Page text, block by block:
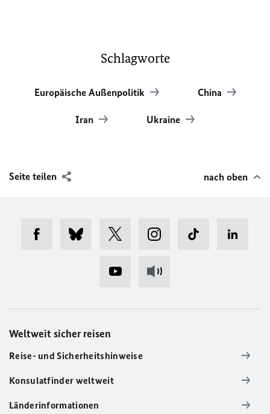
Schlagworte
Europäische Außenpolitik China
Iran Ukraine
Seite teilen nach oben
Weltweit sicher reisen
Reise- und Sicherheitshinweise
Konsulatfinder weltweit
Länderinformationen